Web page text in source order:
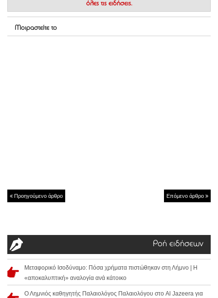
όλες τις ειδήσεις.
Μοιραστείτε το
Προηγούμενο άρθρο Επόμενο άρθρο
Ροή ειδήσεων
Μεταφορικό Ισοδύναμο: Πόσα χρήματα πιστώθηκαν στη Λήμνο | Η
«αποκαλυπτική» αναλογία ανά κάτοικο
Ο Λημνιός καθηγητής Παλαιολόγος Παλαιολόγου στο Al Jazeera για